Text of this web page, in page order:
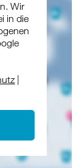
Wir
in die